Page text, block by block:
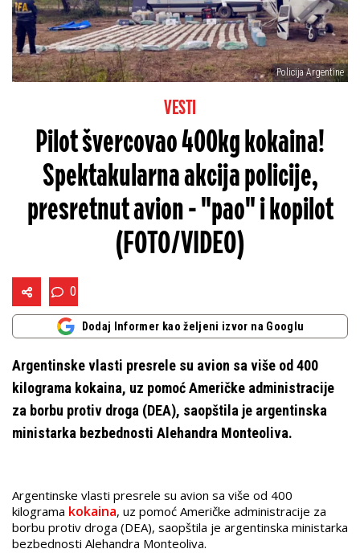
Policija Argentine
VESTI
Pilot švercovao 400kg kokaina!
Spektakularna akcija policije,
presretnut avion - "pao" i kopilot
(FOTO/VIDEO)
0
Dodaj Informer kao željeni izvor na Googlu
Argentinske vlasti presrele su avion sa više od 400
kilograma kokaina, uz pomoć Američke administracije
za borbu protiv droga (DEA), saopštila je argentinska
ministarka bezbednosti Alehandra Monteoliva.
Argentinske vlasti presrele su avion sa više od 400
kilograma kokaina, uz pomoć Američke administracije za
borbu protiv droga (DEA), saopštila je argentinska ministarka
bezbednosti Alehandra Monteoliva.